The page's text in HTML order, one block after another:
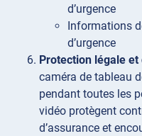
d’urgence
Informations
d’urgence
Protection légale
caméra de tableau
pendant toutes les
vidéo protègent
d’assurance et